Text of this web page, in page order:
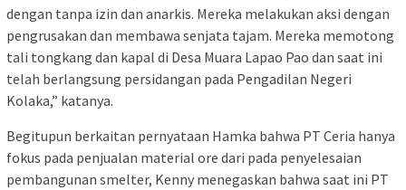
dengan tanpa izin dan anarkis. Mereka melakukan aksi dengan
pengrusakan dan membawa senjata tajam. Mereka memotong
tali tongkang dan kapal di Desa Muara Lapao Pao dan saat ini
telah berlangsung persidangan pada Pengadilan Negeri
Kolaka,” katanya.
Begitupun berkaitan pernyataan Hamka bahwa PT Ceria hanya
fokus pada penjualan material ore dari pada penyelesaian
pembangunan smelter, Kenny menegaskan bahwa saat ini PT